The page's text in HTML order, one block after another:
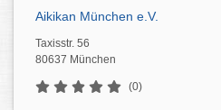
Aikikan München e.V.
Taxisstr. 56
80637 München
(0)